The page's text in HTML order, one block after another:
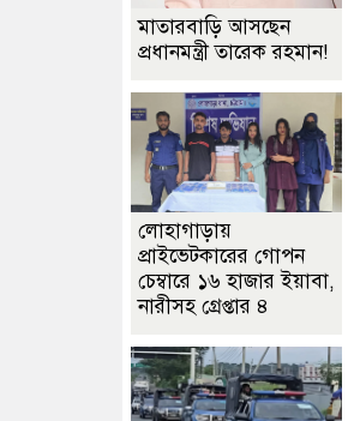
মাতারবাড়ি আসছেন
প্রধানমন্ত্রী তারেক রহমান!
লোহাগাড়ায়
প্রাইভেটকারের গোপন
চেম্বারে ১৬ হাজার ইয়াবা,
নারীসহ গ্রেপ্তার ৪